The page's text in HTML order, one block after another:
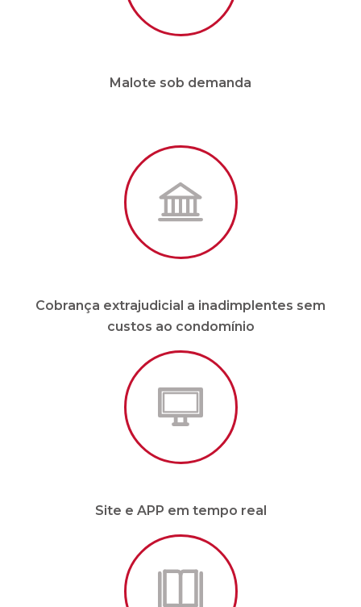
Malote sob demanda
Cobrança extrajudicial a inadimplentes sem
custos ao condomínio
Site e APP em tempo real